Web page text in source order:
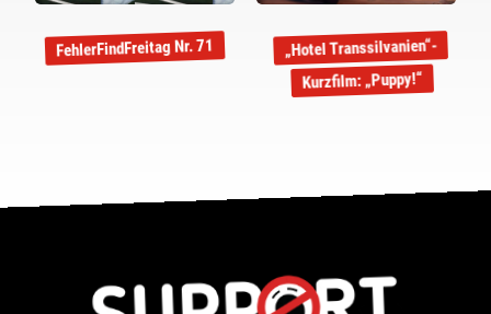
FehlerFindFreitag Nr. 71 „Hotel Transsilvanien“-
Kurzfilm: „Puppy!“